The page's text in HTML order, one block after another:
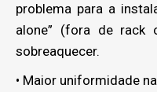
problema para a
alone” (fora de rack
sobreaquecer.
• Maior uniformidade